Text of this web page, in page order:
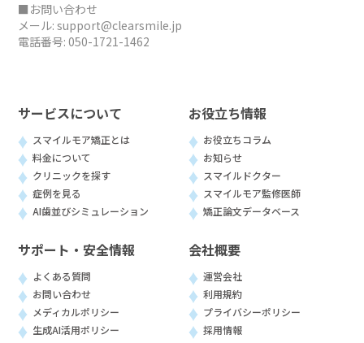
■お問い合わせ
メール: support@clearsmile.jp
電話番号: 050-1721-1462
サービスについて
スマイルモア矯正とは
料金について
クリニックを探す
症例を見る
AI歯並びシミュレーション
お役立ち情報
お役立ちコラム
お知らせ
スマイルドクター
スマイルモア監修医師
矯正論文データベース
サポート・安全情報
よくある質問
お問い合わせ
メディカルポリシー
生成AI活用ポリシー
会社概要
運営会社
利用規約
プライバシーポリシー
採用情報